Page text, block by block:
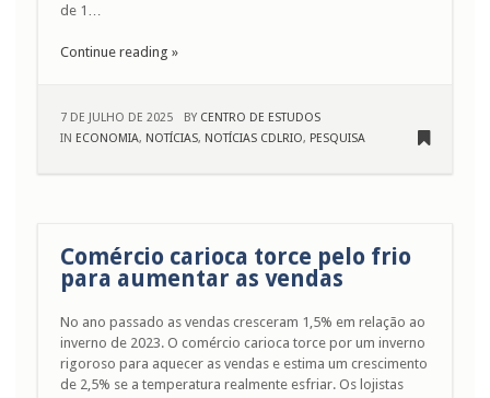
de 1…
Continue reading »
7 DE JULHO DE 2025 BY CENTRO DE ESTUDOS
IN ECONOMIA, NOTÍCIAS, NOTÍCIAS CDLRIO, PESQUISA
Comércio carioca torce pelo frio
para aumentar as vendas
No ano passado as vendas cresceram 1,5% em relação ao
inverno de 2023. O comércio carioca torce por um inverno
rigoroso para aquecer as vendas e estima um crescimento
de 2,5% se a temperatura realmente esfriar. Os lojistas